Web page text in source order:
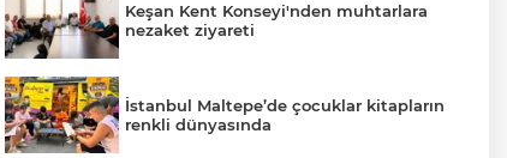
Keşan Kent Konseyi'nden muhtarlara
nezaket ziyareti
İstanbul Maltepe’de çocuklar kitapların
renkli dünyasında